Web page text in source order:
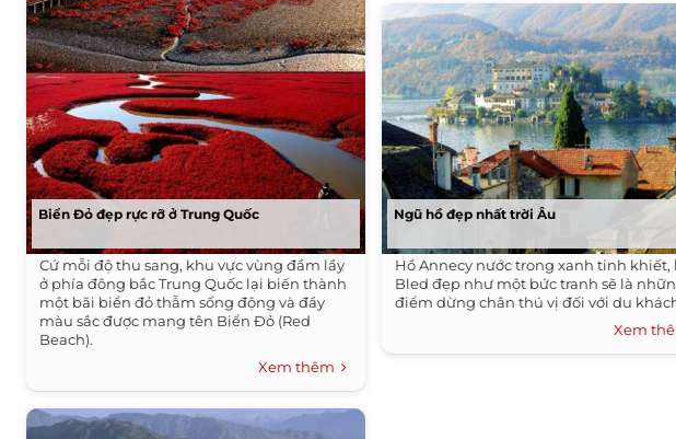
Biển Đỏ đẹp rực rỡ ở Trung Quốc
Cứ mỗi độ thu sang, khu vực vùng đầm lầy
ở phía đông bắc Trung Quốc lại biến thành
một bãi biển đỏ thẫm sống động và đầy
màu sắc được mang tên Biển Đỏ (Red
Beach).
Xem thêm
Ngũ hồ đẹp nhất trời Âu
Hồ Annecy nước trong xanh tinh khiết,
Bled đẹp như một bức tranh sẽ là
điểm dừng chân thú vị đối với du
Xem